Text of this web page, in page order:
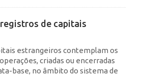
de capitais
estrangeiros contemplam os
criadas ou encerradas
base, no âmbito do sistema de